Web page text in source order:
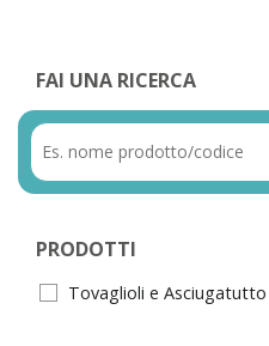
FAI UNA RICERCA
PRODOTTI
Tovaglioli e Asciugatutto